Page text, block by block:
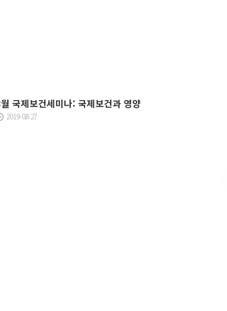
국제보건세미나: 국제보건과 영양
2019-08-27